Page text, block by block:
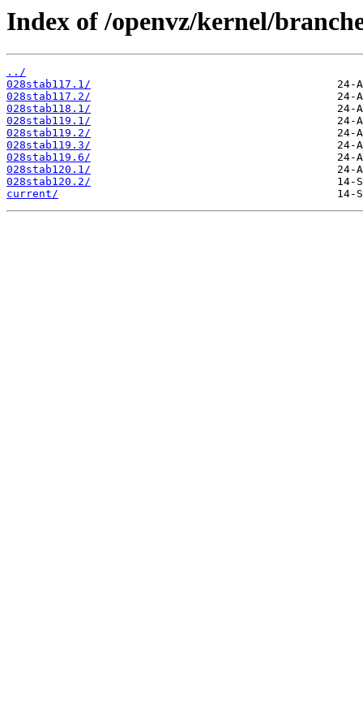
Index of /openvz/kernel/
../
028stab117.1/
028stab117.2/
028stab118.1/
028stab119.1/
028stab119.2/
028stab119.3/
028stab119.6/
028stab120.1/
028stab120.2/
current/